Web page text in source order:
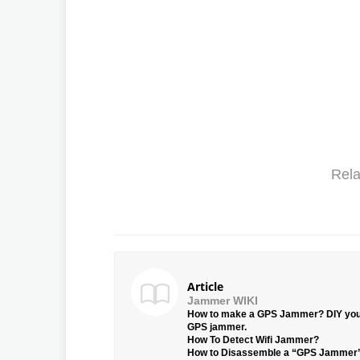
Article
Jammer WIKI
How to make a GPS Jammer? DIY
GPS jammer.
How To Detect Wifi Jammer?
How to Disassemble a “GPS